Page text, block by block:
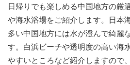
日帰りでも楽しめる中国地方の厳
や海水浴場をご紹介します。日本
多い中国地方には水が澄んで綺麗
す。白浜ビーチや透明度の高い海
やすいところなど紹介しますので